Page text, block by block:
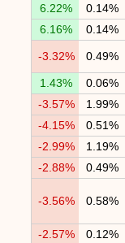
0.14%
6.22%
0.14%
6.16%
0.49%
-3.32%
0.06%
1.43%
1.99%
-3.57%
0.51%
-4.15%
1.19%
-2.99%
0.49%
-2.88%
0.58%
-3.56%
0.12%
-2.57%